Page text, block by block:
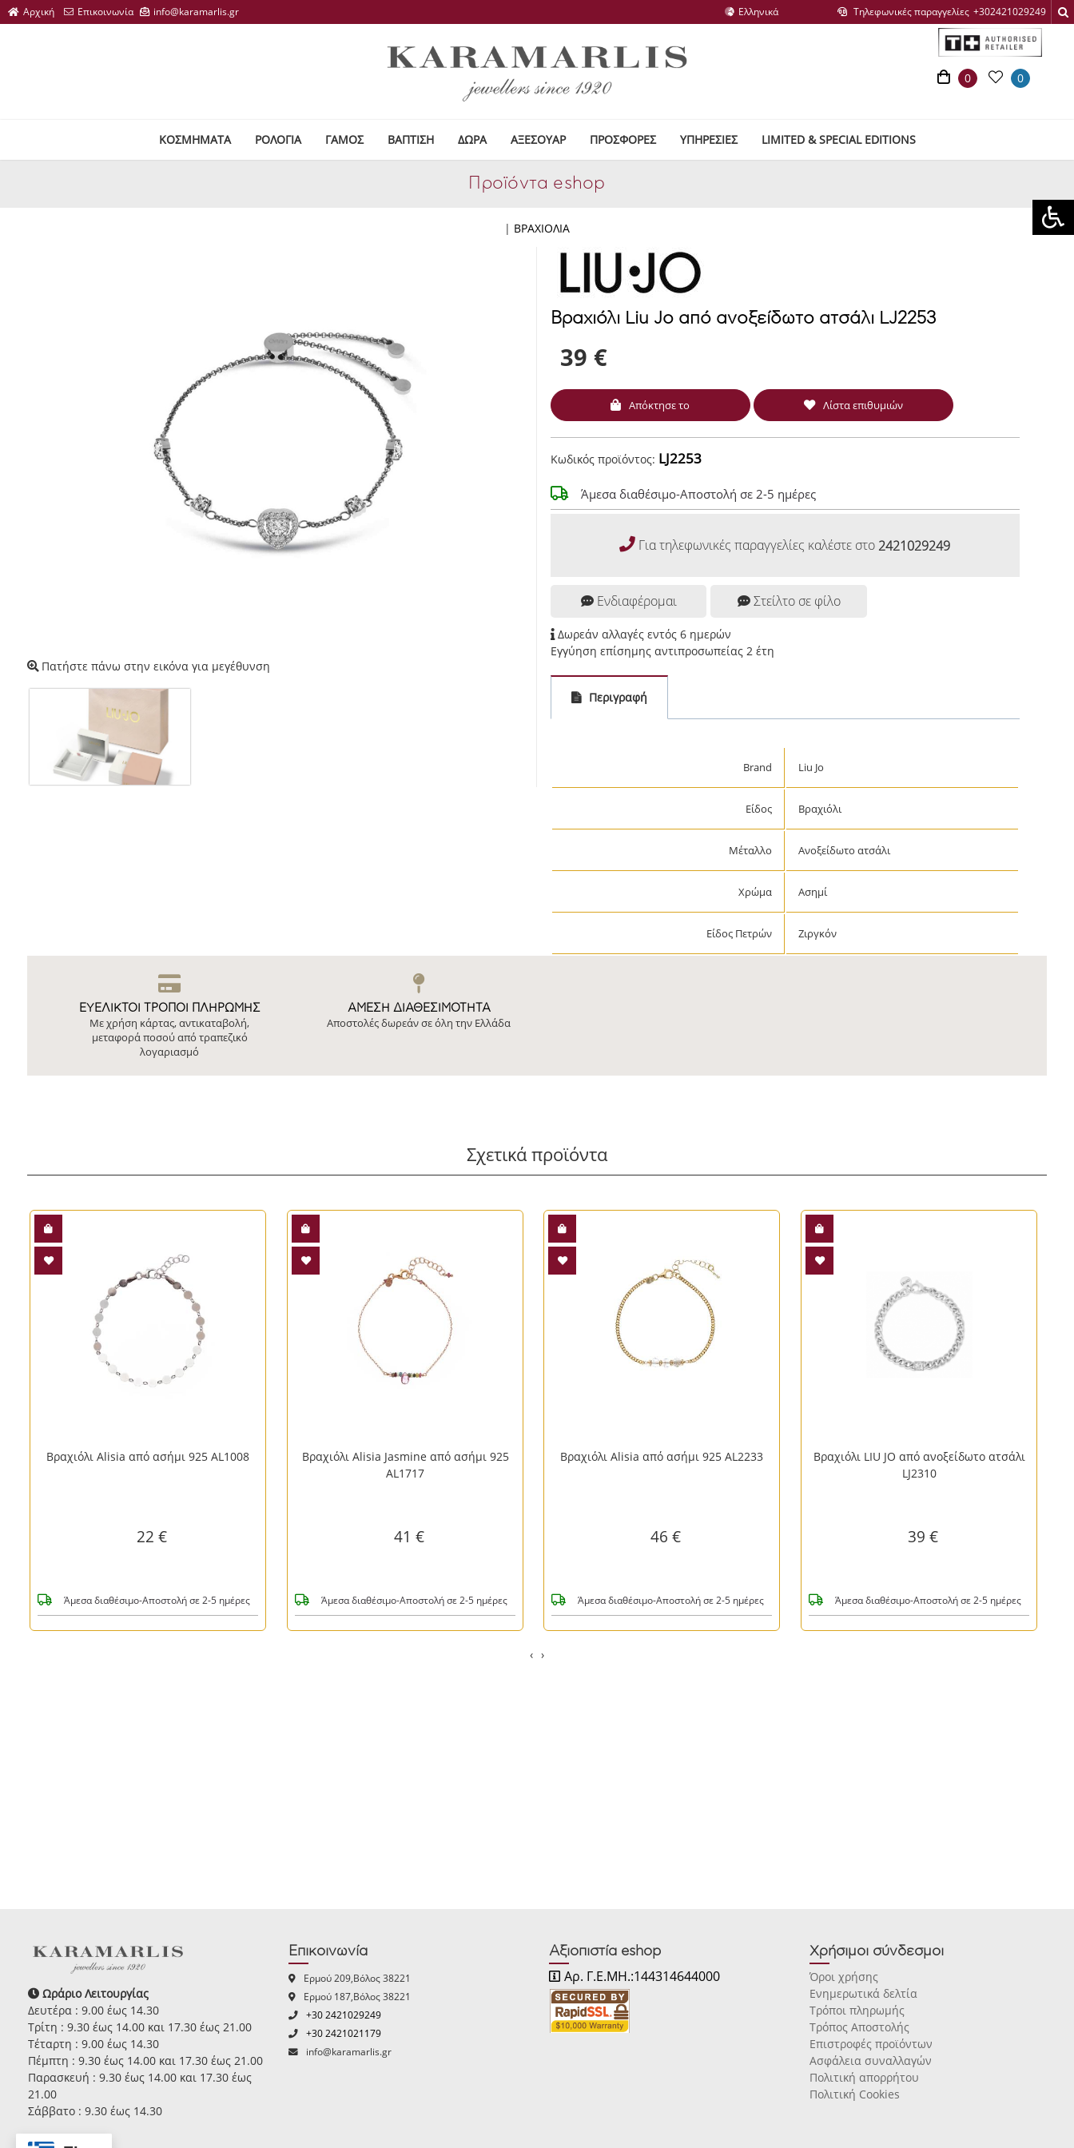
Τηλεφωνικές παραγγελίες
0 0
ΚΟΣΜΗΜΑΤΑ ΡΟΛΟΓΙΑ ΓΑΜΟΣ ΒΑΠΤΙΣΗ ΔΩΡΑ ΑΞΕΣΟΥΑΡ ΠΡΟΣΦΟΡΕΣ ΥΠΗΡΕΣΙΕΣ LIMITED & SPECIAL EDITIONS
Προϊόντα eshop
| ΒΡΑΧΙΟΛΙΑ
Πατήστε πάνω στην εικόνα για μεγέθυνση
Βραχιόλι Liu Jo από ανοξείδωτο ατσάλι LJ2253
39 €
Απόκτησε το Λίστα επιθυμιών
Κωδικός προϊόντος: LJ2253
Άμεσα διαθέσιμο-Αποστολή σε 2-5 ημέρες
Για τηλεφωνικές παραγγελίες καλέστε στο 2421029249
Ενδιαφέρομαι Στείλτο σε φίλο
Δωρεάν αλλαγές εντός 6 ημερών
Εγγύηση επίσημης αντιπροσωπείας 2 έτη
Περιγραφή
Brand Liu Jo
Είδος Βραχιόλι
Μέταλλο Ανοξείδωτο ατσάλι
Χρώμα Ασημί
Είδος Πετρών Ζιργκόν
ΕΥΕΛΙΚΤΟΙ ΤΡΟΠΟΙ ΠΛΗΡΩΜΗΣ
Με χρήση κάρτας, αντικαταβολή,
μεταφορά ποσού από τραπεζικό
λογαριασμό
ΆΜΕΣΗ ΔΙΑΘΕΣΙΜΌΤΗΤΑ
Αποστολές δωρεάν σε όλη την Ελλάδα
Σχετικά προϊόντα
Βραχιόλι Alisia Jasmine από ασήμι 925
41 €
Άμεσα διαθέσιμο-Αποστολή σε 2-5 ημέρες
Βραχιόλι Alisia από ασήμι 925 AL2233
46 €
Άμεσα διαθέσιμο-Αποστολή σε 2-5 ημέρες
Βραχιόλι LIU JO από ανοξείδωτο ατσάλι
39 €
Άμεσα διαθέσιμο-Αποστολή σε 2-5 ημέρες
Βραχιόλι Brosway από ανοξείδωτο
ατσάλι με ζιργκόν BIG14
45 €
Κατόπιν παραγγελίας
‹ ›
Ωράριο Λειτουργίας
Δευτέρα : 9.00 έως 14.30
Τρίτη : 9.30 έως 14.00 και 17.30 έως 21.00
Τέταρτη : 9.00 έως 14.30
Πέμπτη : 9.30 έως 14.00 και 17.30 έως 21.00
Παρασκευή : 9.30 έως 14.00 και 17.30 έως
21.00
Σάββατο : 9.30 έως 14.30
Επικοινωνία
Ερμού 209,Βόλος 38221
Ερμού 187,Βόλος 38221
+30 2421029249
+30 2421021179
info@karamarlis.gr
Αξιοπιστία eshop
Αρ. Γ.Ε.ΜΗ.:144314644000
Χρήσιμοι σύνδεσμοι
Όροι χρήσης
Ενημερωτικά δελτία
Τρόποι πληρωμής
Τρόπος Αποστολής
Επιστροφές προϊόντων
Ασφάλεια συναλλαγών
Πολιτική απορρήτου
Πολιτική Cookies